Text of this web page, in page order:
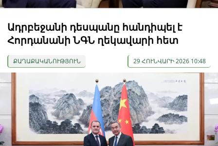
Ադրբեջանի դեսպանը հանդիպել է
Հորդանանի ՆԳՆ ղեկավարի հետ
ՔԱՂԱՔԱԿԱՆՈՒԹՅՈՒՆ 29 ՀՈՒՆՎԱՐԻ 2026 10:48